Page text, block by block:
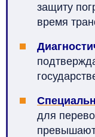
защиту
время
для